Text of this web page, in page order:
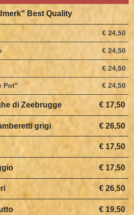
Best Quality
€ 24,50
€ 24,50
€ 24,50
€ 24,50
Pot"
€ 17,50
di Zeebrugge
€ 26,50
grigi
€ 17,50
€ 17,50
€ 26,50
€ 19,50